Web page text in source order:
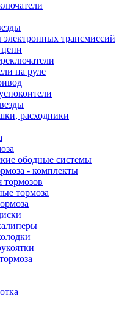
трансмиссий
на руле
расходники
ободные системы
- комплекты
тормозов
тормоза